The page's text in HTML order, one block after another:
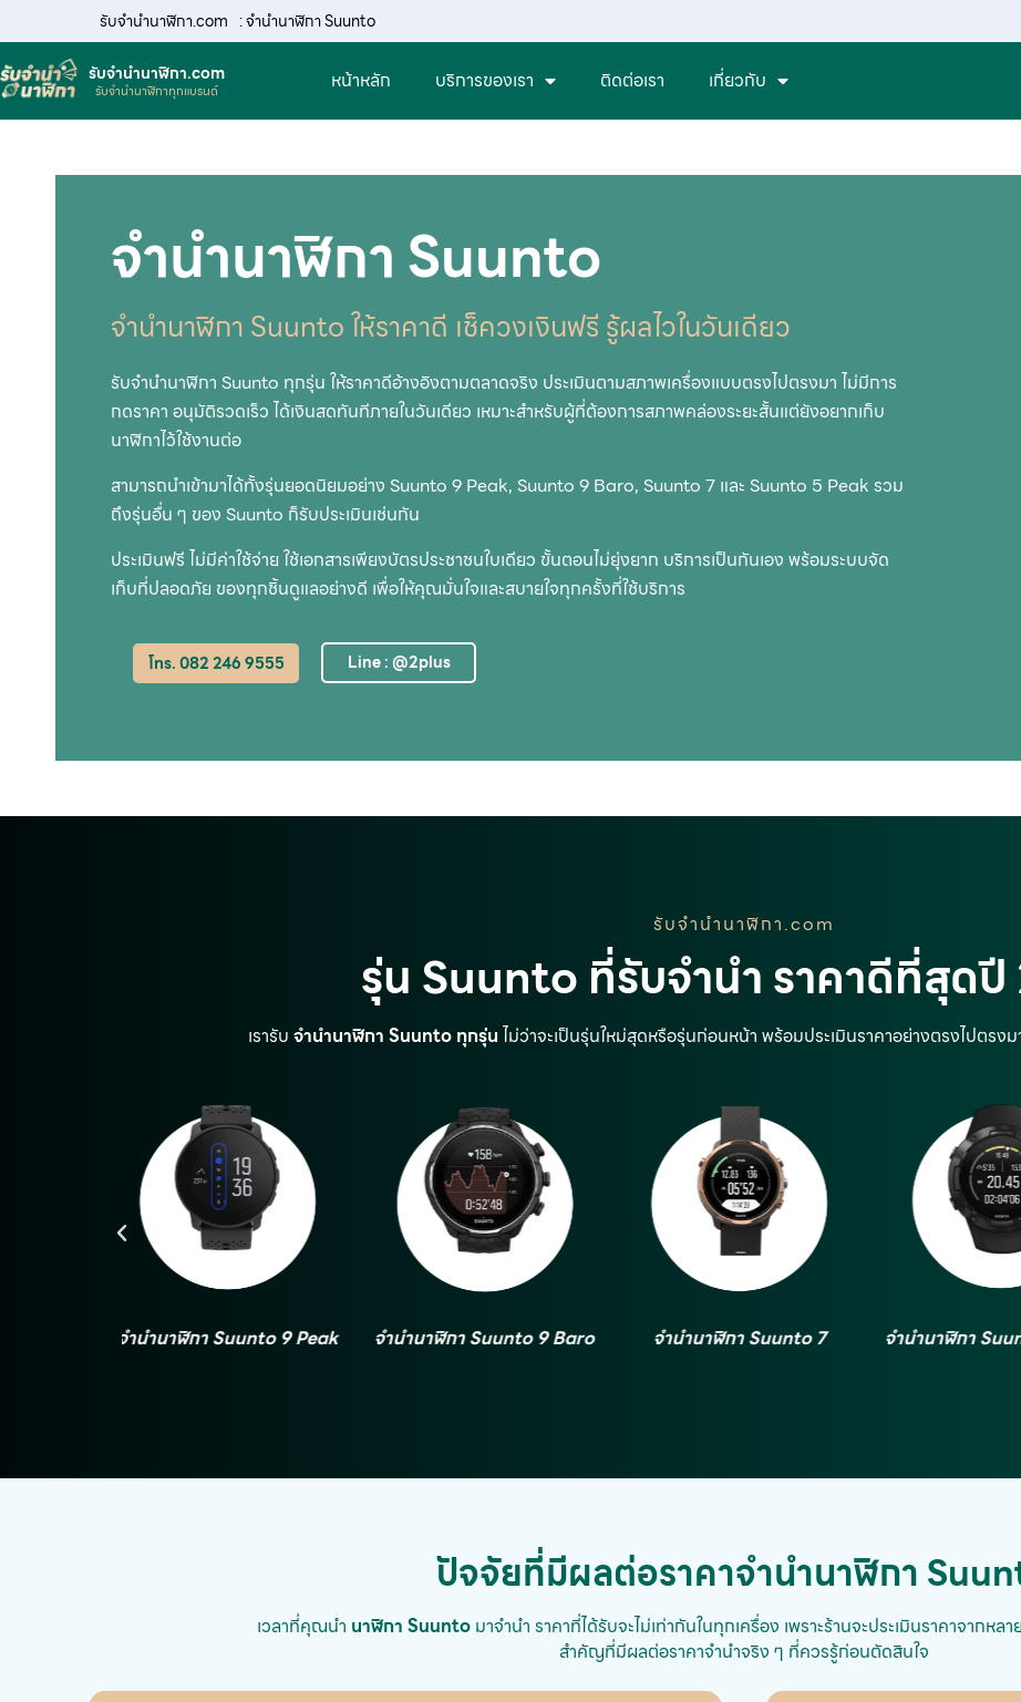
รับจํานํานาฬิกา.com : จำนำนาฬิกา Suunto
รับจํานํานาฬิกา.com
รับจำนำนาฬิกาทุกแบรนด์ หน้าหลัก บริการของเรา ติดต่อเรา เกี่ยวกับ
จำนำนาฬิกา Suunto
จำนำนาฬิกา Suunto ให้ราคาดี เช็ควงเงินฟรี รู้ผลไวในวันเดียว
รับจำนำนาฬิกา Suunto ทุกรุ่น ให้ราคาดีอ้างอิงตามตลาดจริง ประเมินตามสภาพเครื่องแบบตรงไปตรงมา ไม่มีการ
กดราคา อนุมัติรวดเร็ว ได้เงินสดทันทีภายในวันเดียว เหมาะสำหรับผู้ที่ต้องการสภาพคล่องระยะสั้นแต่ยังอยากเก็บ
นาฬิกาไว้ใช้งานต่อ
สามารถนำเข้ามาได้ทั้งรุ่นยอดนิยมอย่าง Suunto 9 Peak, Suunto 9 Baro, Suunto 7 และ Suunto 5 Peak รวม
ถึงรุ่นอื่น ๆ ของ Suunto ก็รับประเมินเช่นกัน
ประเมินฟรี ไม่มีค่าใช้จ่าย ใช้เอกสารเพียงบัตรประชาชนใบเดียว ขั้นตอนไม่ยุ่งยาก บริการเป็นกันเอง พร้อมระบบจัด
เก็บที่ปลอดภัย ของทุกชิ้นดูแลอย่างดี เพื่อให้คุณมั่นใจและสบายใจทุกครั้งที่ใช้บริการ
โทร. 082 246 9555 Line : @2plus
รับจํานํานาฬิกา.com
รุ่น Suunto ที่รับจำนำ ราคาดีที่สุด
เรารับ จำนำนาฬิกา Suunto ทุกรุ่น ไม่ว่าจะเป็นรุ่นใหม่สุดหรือรุ่นก่อนหน้า พร้อมประเมินราคาอย่างตรงไปตร
จำนำนาฬิกา Suunto 9 Baro จำนำนาฬิกา Suunto 7 จำนำนาฬิกา Suunto 5 Peak
จำนำนาฬิกา
ปัจจัยที่มีผลต่อราคาจำนำนาฬิกา
เวลาที่คุณนำ นาฬิกา Suunto มาจำนำ ราคาที่ได้รับจะไม่เท่ากันในทุกเครื่อง เพราะร้านจะประเมินราคาจาก
สำคัญที่มีผลต่อราคาจำนำจริง ๆ ที่ควรรู้ก่อนตัดสินใจ